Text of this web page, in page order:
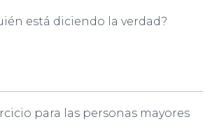
está diciendo la verdad?
para las personas mayores